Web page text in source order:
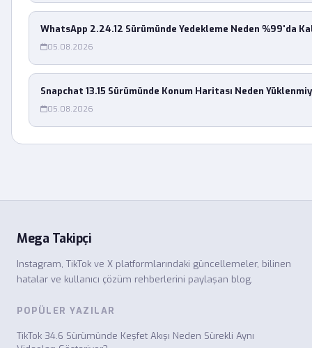
WhatsApp 2.24.12 Sürümünde Yedekleme Neden %99'da
05.08.2026
Snapchat 13.15 Sürümünde Konum Haritası Neden
05.08.2026
Mega Takipçi
Instagram, TikTok ve X platformlarındaki güncellemeler, bilinen
hatalar ve kullanıcı çözüm rehberlerini paylaşan blog.
POPÜLER YAZILAR
TikTok 34.6 Sürümünde Keşfet Akışı Neden Sürekli Aynı